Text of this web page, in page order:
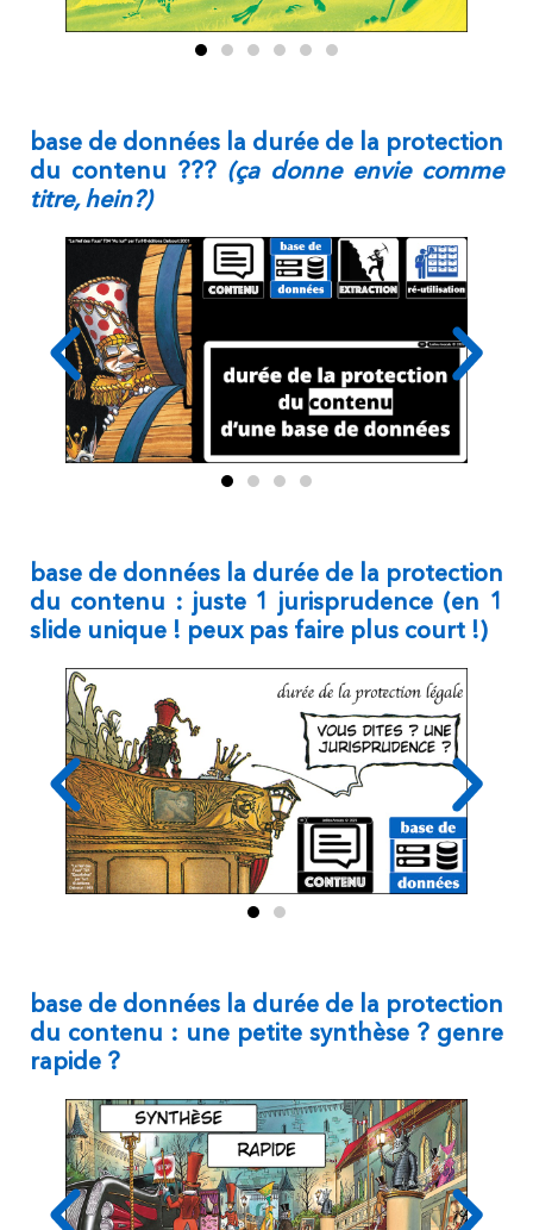
base de données la durée de la protection
du contenu ??? (ça donne envie comme
titre, hein?)
base de données la durée de la protection
du contenu : juste 1 jurisprudence (en 1
slide unique ! peux pas faire plus court !)
base de données la durée de la protection
du contenu : une petite synthèse ? genre
rapide ?